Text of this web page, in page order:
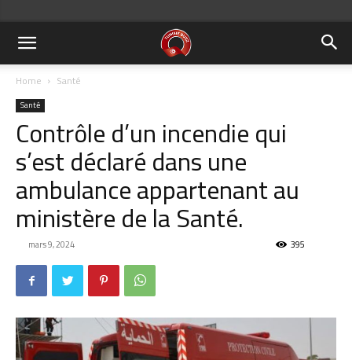
Home Santé
Santé
Contrôle d’un incendie qui
s’est déclaré dans une
ambulance appartenant au
ministère de la Santé.
mars 9, 2024 395